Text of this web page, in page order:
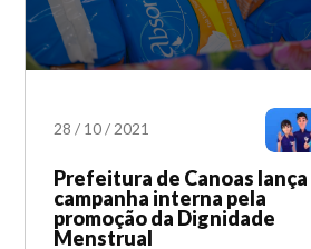
28 / 10 /2021
Prefeitura de Canoas lança
campanha interna pela
promoção da Dignidade
Menstrual